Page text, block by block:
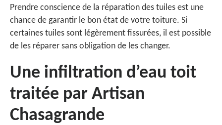
Prendre conscience de la réparation des tuiles est une
chance de garantir le bon état de votre toiture. Si
certaines tuiles sont légèrement fissurées, il est possible
de les réparer sans obligation de les changer.
Une infiltration d’eau toit
traitée par Artisan
Chasagrande